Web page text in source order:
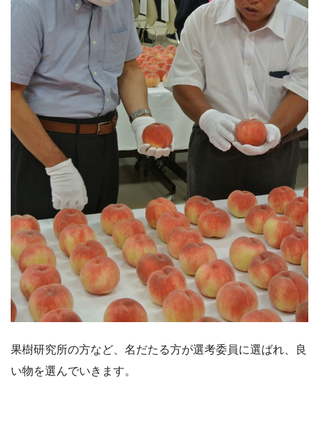
果樹研究所の方など、名だたる方が選考委員に選ばれ、良
い物を選んでいきます。